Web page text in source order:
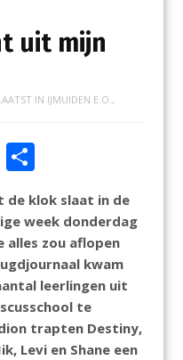
uit mijn
IN IJMUIDEN E.O. ,
m
D
el
e
n
de klok slaat in de
week donderdag
alles zou aflopen
kwam
leerlingen uit
te
trapten Destiny,
Levi en Shane een